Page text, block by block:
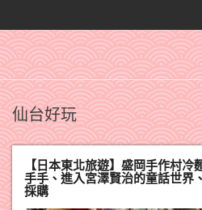
仙台好玩
【日本東北旅遊】盛岡手作村冷
手手、進入宮澤賢治的童話世界
採購